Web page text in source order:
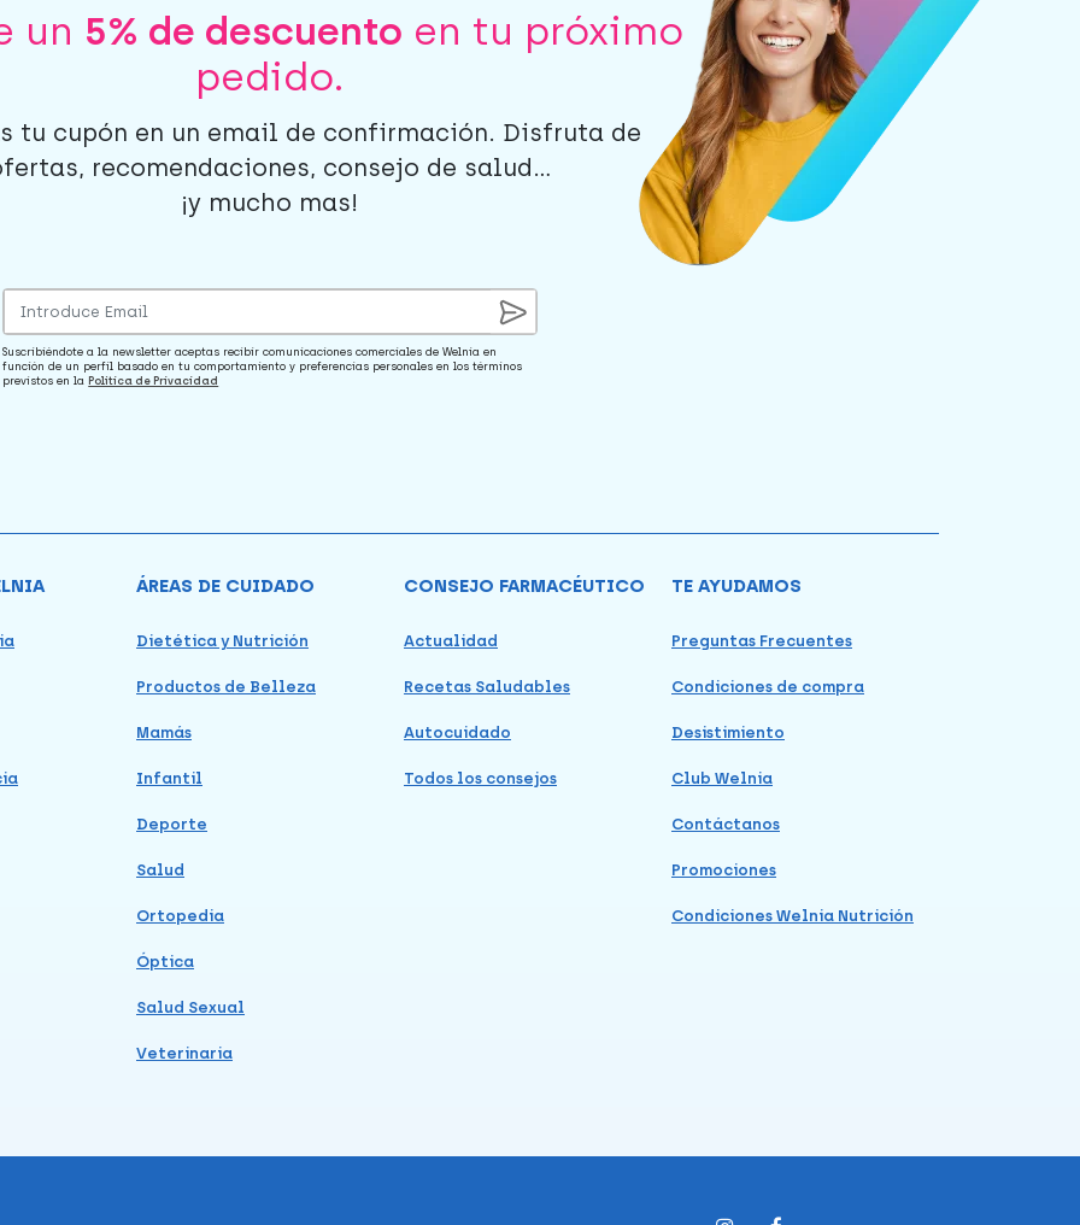
un 5% de descuento en tu próximo
pedido.
tu cupón en un email de confirmación. Disfruta de
recomendaciones, consejo de salud...
¡y mucho mas!
Suscribiéndote a la newsletter aceptas recibir comunicaciones comerciales de Welnia en
función de un perfil basado en tu comportamiento y preferencias personales en los términos
previstos en laPolítica de Privacidad
ÁREAS DE CUIDADO
Dietética y Nutrición
Productos de Belleza
Mamás
Infantil
Deporte
Salud
Ortopedia
Óptica
Salud Sexual
Veterinaria
CONSEJO FARMACÉUTICO
Actualidad
Recetas Saludables
Autocuidado
Todos los consejos
TE AYUDAMOS
Preguntas Frecuentes
Condiciones de compra
Desistimiento
Club Welnia
Contáctanos
Promociones
Condiciones Welnia Nutrición